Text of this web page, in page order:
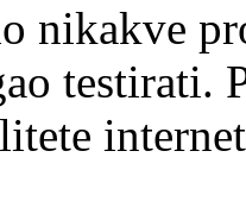
nikakve
testirati.